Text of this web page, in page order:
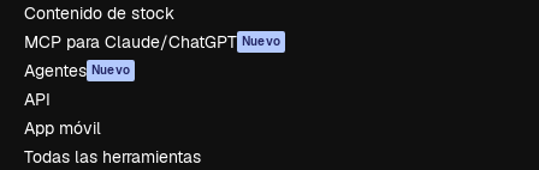
Contenido de stock
MCP para Claude/ChatGPT Nuevo
Agentes Nuevo
API
App móvil
Todas las herramientas